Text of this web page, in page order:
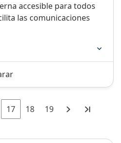
accesible para todos
las comunicaciones
17 18 19